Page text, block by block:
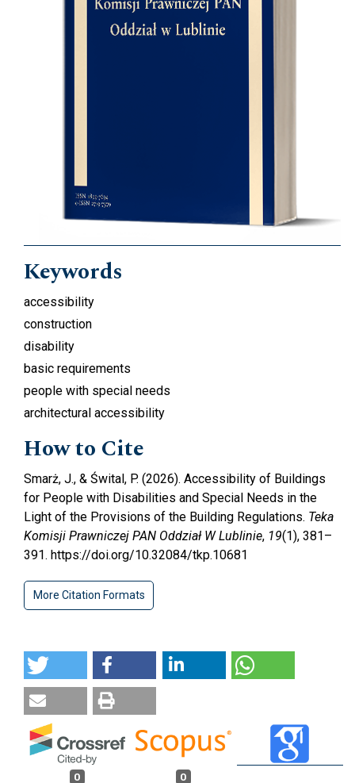
Keywords
accessibility
construction
disability
basic requirements
people with special needs
architectural accessibility
How to Cite
Smarż, J., & Śwital, P. (2026). Accessibility of Buildings
for People with Disabilities and Special Needs in the
Light of the Provisions of the Building Regulations. Teka
Komisji Prawniczej PAN Oddział W Lublinie, 19(1), 381–
391. https://doi.org/10.32084/tkp.10681
More Citation Formats
0 0